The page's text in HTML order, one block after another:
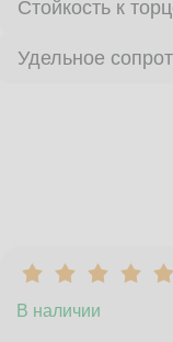
Стойкость к
Удельное
В наличии